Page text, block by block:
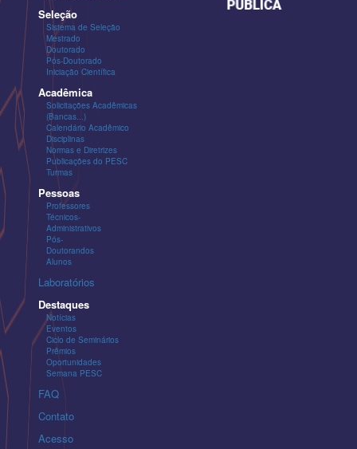
Seleção
Sistema de Seleção
Mestrado
Doutorado
Pós-Doutorado
Iniciação Científica
Acadêmica
Solicitações Acadêmicas
(Bancas...)
Calendário Acadêmico
Disciplinas
Normas e Diretrizes
Publicações do PESC
Turmas
Pessoas
Professores
Técnicos-
Administrativos
Pós-
Doutorandos
Alunos
Laboratórios
Destaques
Notícias
Eventos
Ciclo de Seminários
Prêmios
Oportunidades
Semana PESC
FAQ
Contato
Acesso